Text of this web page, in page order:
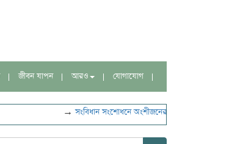
জীবন যাপন আরও যোগাযোগ
সংবিধান সংশোধনে অংশীজনের মতামত নেবে বিশেষ